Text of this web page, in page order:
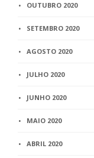
OUTUBRO 2020
SETEMBRO 2020
AGOSTO 2020
JULHO 2020
JUNHO 2020
MAIO 2020
ABRIL 2020